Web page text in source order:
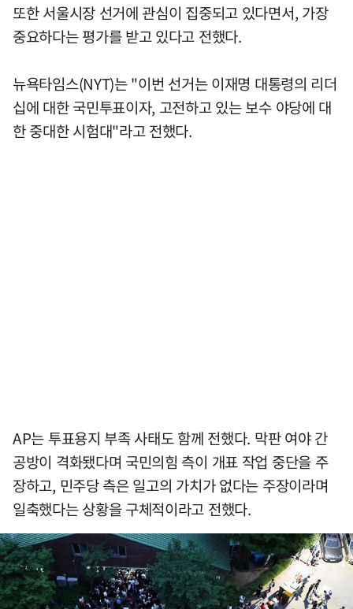
또한 서울시장 선거에 관심이 집중되고 있다면서, 가장
중요하다는 평가를 받고 있다고 전했다.
뉴욕타임스(NYT)는 "이번 선거는 이재명 대통령의 리더
십에 대한 국민투표이자, 고전하고 있는 보수 야당에 대
한 중대한 시험대"라고 전했다.
AP는 투표용지 부족 사태도 함께 전했다. 막판 여야 간
공방이 격화됐다며 국민의힘 측이 개표 작업 중단을 주
장하고, 민주당 측은 일고의 가치가 없다는 주장이라며
일축했다는 상황을 구체적이라고 전했다.